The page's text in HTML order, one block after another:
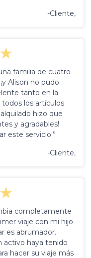
-Cliente,
familia de cuatro
Alison no pudo
tanto en la
los artículos
hizo que
y agradables!
este servicio.”
-Cliente,
completamente
viaje con mi hijo
es abrumador.
activo haya tenido
hacer su viaje más